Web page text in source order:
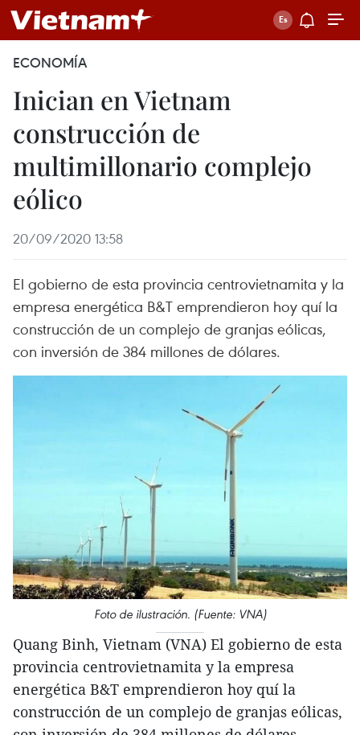
ECONOMÍA
Inician en Vietnam
construcción de
multimillonario complejo
eólico
20/09/2020 13:58
El gobierno de esta provincia centrovietnamita y la
empresa energética B&T emprendieron hoy quí la
construcción de un complejo de granjas eólicas,
con inversión de 384 millones de dólares.
Foto de ilustración. (Fuente: VNA)
Quang Binh, Vietnam (VNA) El gobierno de esta
provincia centrovietnamita y la empresa
energética B&T emprendieron hoy quí la
construcción de un complejo de granjas eólicas,